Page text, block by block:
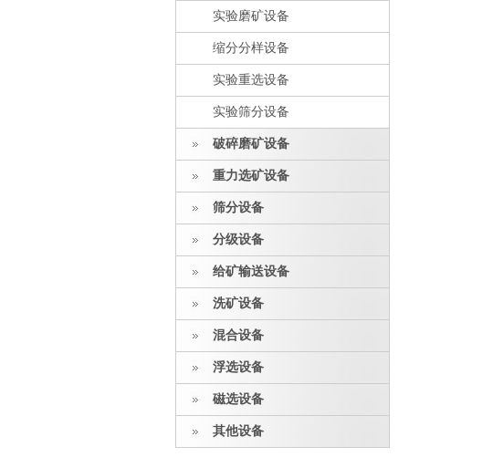
实验磨矿设备
缩分分样设备
实验重选设备
实验筛分设备
破碎磨矿设备
重力选矿设备
筛分设备
分级设备
给矿输送设备
洗矿设备
混合设备
浮选设备
磁选设备
其他设备